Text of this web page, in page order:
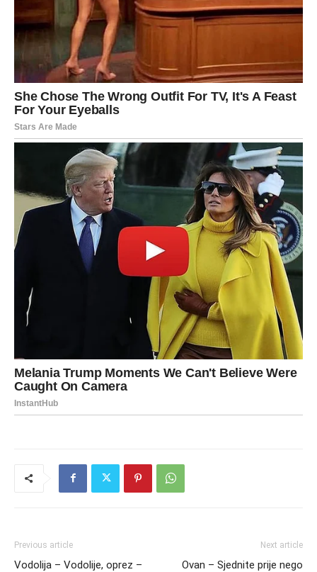
Previous article
Vodolija – Vodolije, oprez –
Next article
Ovan – Sjednite prije nego